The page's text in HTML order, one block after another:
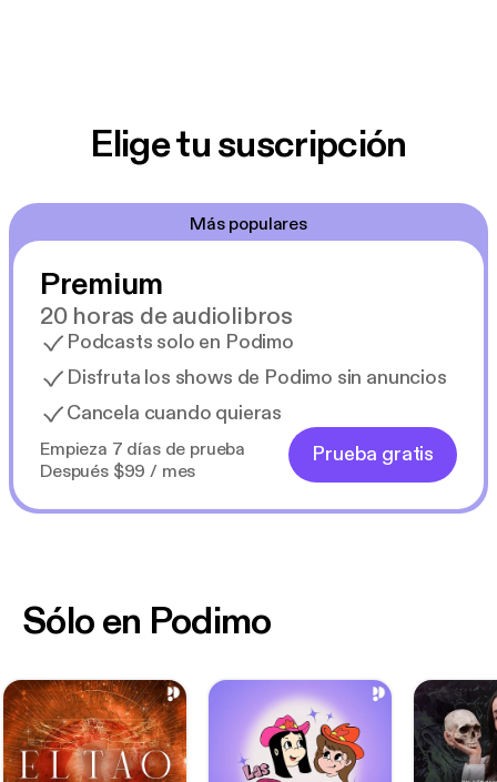
Elige tu suscripción
Más populares
Premium
20 horas de audiolibros
Podcasts solo en Podimo
Disfruta los shows de Podimo sin anuncios
Cancela cuando quieras
Empieza 7 días de prueba
Después $99 / mes
Prueba gratis
Sólo en Podimo